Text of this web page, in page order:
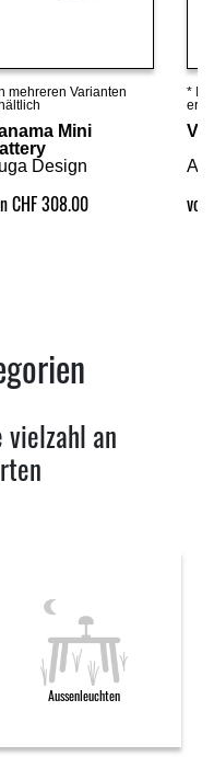
Details ansehen
mehreren Varianten
Mini
Design
CHF 308.00
* In
vielzahl an
Aussenleuchten